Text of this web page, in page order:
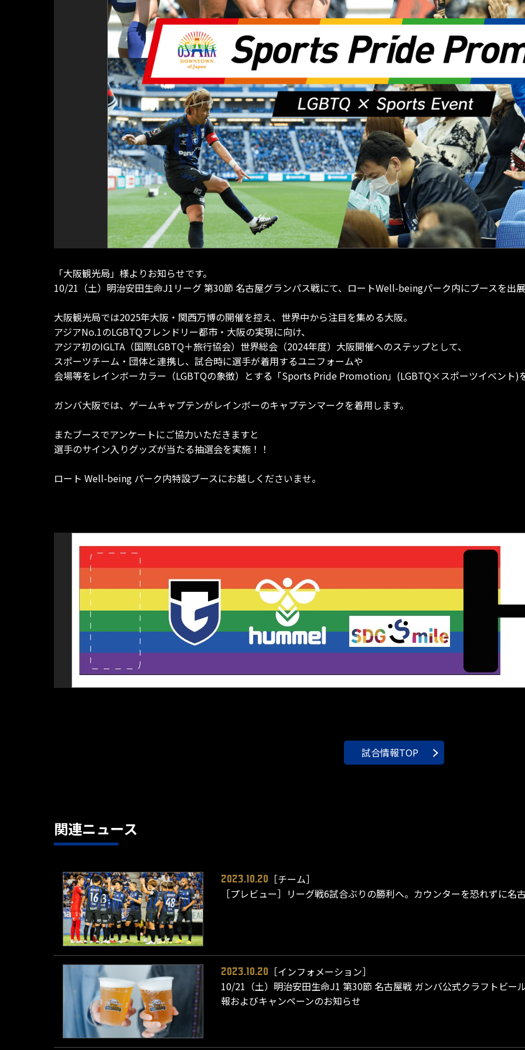
「大阪観光局」様よりお知らせです。
10/21（土）明治安田生命J1リーグ 第30節 名古屋グランパス戦にて、ロートWell-beingパーク内にブースを出展
大阪観光局では2025年大阪・関西万博の開催を控え、世界中から注目を集める大阪。
アジアNo.1のLGBTQフレンドリー都市・大阪の実現に向け、
アジア初のIGLTA（国際LGBTQ＋旅行協会）世界総会（2024年度）大阪開催へのステップとして、
スポーツチーム・団体と連携し、試合時に選手が着用するユニフォームや
会場等をレインボーカラー（LGBTQの象徴）とする「Sports Pride Promotion」(LGBTQ×スポーツイベント)
ガンバ大阪では、ゲームキャプテンがレインボーのキャプテンマークを着用します。
またブースでアンケートにご協力いただきますと
選手のサイン入りグッズが当たる抽選会を実施！！
ロート Well-being パーク内特設ブースにお越しくださいませ。
試合情報TOP
関連ニュース
2023.10.20
［チーム］
［プレビュー］リーグ戦6試合ぶりの勝利へ。カウンターを恐れずに名
2023.10.20
［インフォメーション］
10/21（土）明治安田生命J1 第30節 名古屋戦 ガンバ公式クラフトビー
報およびキャンペーンのお知らせ